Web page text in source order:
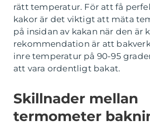
rätt temperatur. För att få
kakor är det viktigt att mäta
på insidan av kakan när den är
rekommendation är att
inre temperatur på 90-95
att vara ordentligt bakat.
Skillnader mellan
termometer